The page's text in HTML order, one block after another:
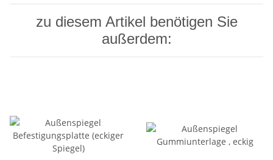
zu diesem Artikel benötigen Sie
außerdem: